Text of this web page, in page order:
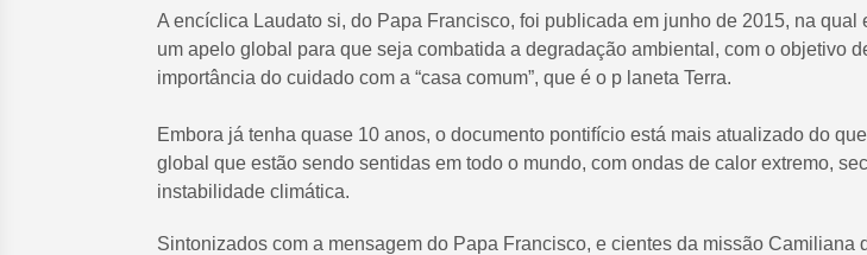
A encíclica Laudato si, do Papa Francisco, foi publicada em junho de 2015, na
um apelo global para que seja combatida a degradação ambiental, com o objetivo
importância do cuidado com a “casa comum”, que é o p laneta Terra.
Embora já tenha quase 10 anos, o documento pontifício está mais atualizado do
global que estão sendo sentidas em todo o mundo, com ondas de calor extremo,
instabilidade climática.
Sintonizados com a mensagem do Papa Francisco, e cientes da missão